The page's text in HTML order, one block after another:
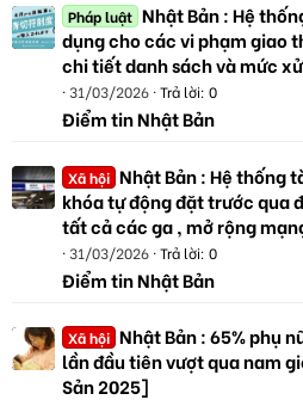
Pháp luật Nhật Bản : Hệ
dụng cho các vi phạm giao
chi tiết danh sách và mức
31/03/2026 Trả lời: 0
Điểm tin Nhật Bản
Xã hội Nhật Bản : Hệ thống
khóa tự động đặt trước qua
tất cả các ga , mở rộng
31/03/2026 Trả lời: 0
Điểm tin Nhật Bản
Xã hội Nhật Bản : 65% phụ
lần đầu tiên vượt qua nam
Sản 2025]